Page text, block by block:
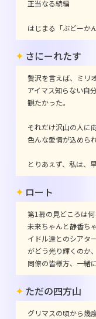
正当なる続編
はじまる「ぶどーか
さにーれたす
贅沢を言えば、ミリ
アイマス知らない自
観たかった。
それだけ沢山の人に向
色んな愛情が込めら
とりあえず、私は、
ロート
第1幕の見どころは
未来ちゃんと静香ち
イドル達とのシアタ
がどう光り輝くのか、
同僚の皆様方、一緒
ただの四方山
グリマスの頃から幾